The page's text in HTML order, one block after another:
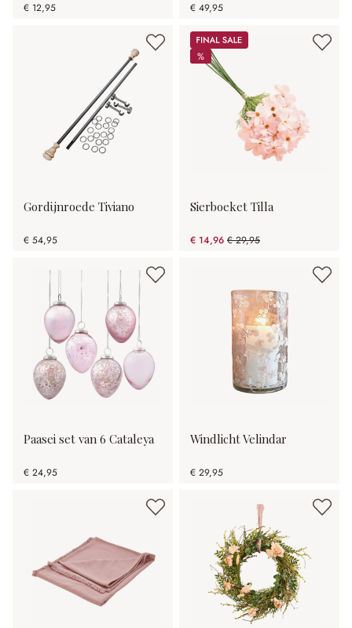
€ 12,95 € 49,95
Gordijnroede Tiviano
€ 54,95
Sale
%
%
Sierboeket Tilla
€ 14,96 € 29,95
(50.05% gespart)
Paasei set van 6 Cataleya
€ 24,95
Windlicht Velindar
€ 29,95